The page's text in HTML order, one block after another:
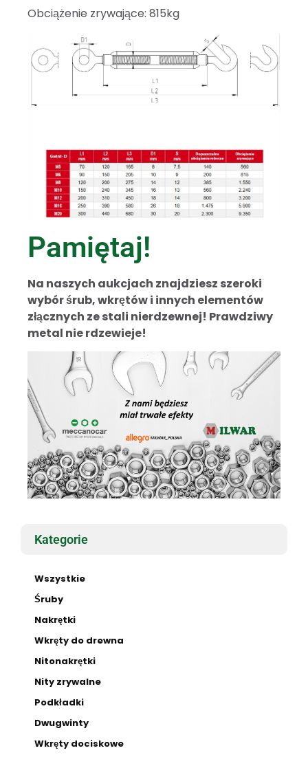
Kategorie
Wszystkie
Śruby
Nakrętki
Wkręty do drewna
Nitonakrętki
Nity zrywalne
Podkładki
Dwugwinty
Wkręty dociskowe
Obciążenie zrywające: 815kg
Pamiętaj!
Na naszych aukcjach znajdziesz szeroki
wybór śrub, wkrętów i innych elementów
złącznych ze stali nierdzewnej! Prawdziwy
metal nie rdzewieje!